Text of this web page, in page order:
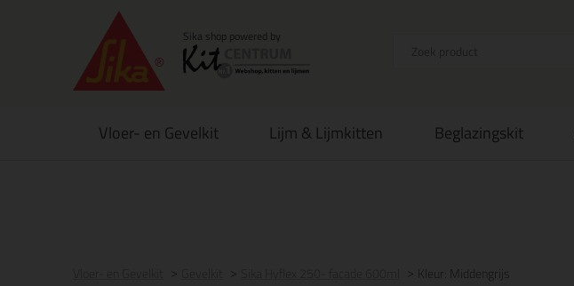
Vloer- en Gevelkit Lijm & Lijmkitten Beglazingskit
Kleur: Middengrijs